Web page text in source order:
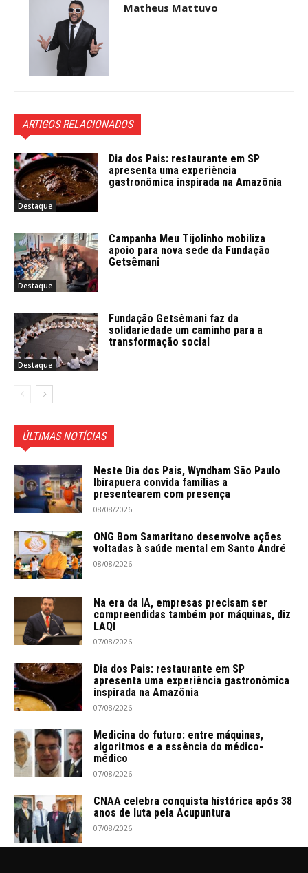
Matheus Mattuvo
ARTIGOS RELACIONADOS
Destaque
Dia dos Pais: restaurante em SP
apresenta uma experiência
gastronômica inspirada na Amazônia
Destaque
Campanha Meu Tijolinho mobiliza
apoio para nova sede da Fundação
Getsêmani
Destaque
Fundação Getsêmani faz da
solidariedade um caminho para a
transformação social
ÚLTIMAS NOTÍCIAS
Neste Dia dos Pais, Wyndham São Paulo
Ibirapuera convida famílias a
presentearem com presença
08/08/2026
ONG Bom Samaritano desenvolve ações
voltadas à saúde mental em Santo André
08/08/2026
Na era da IA, empresas precisam ser
compreendidas também por máquinas, diz
LAQI
07/08/2026
Dia dos Pais: restaurante em SP
apresenta uma experiência gastronômica
inspirada na Amazônia
07/08/2026
Medicina do futuro: entre máquinas,
algoritmos e a essência do médico-
médico
07/08/2026
CNAA celebra conquista histórica após 38
anos de luta pela Acupuntura
07/08/2026